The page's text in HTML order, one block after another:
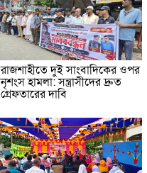
রাজশাহীতে দুই সাংবাদিকের ওপর
নৃশংস হামলা: সন্ত্রাসীদের দ্রুত
গ্রেফতারের দাবি